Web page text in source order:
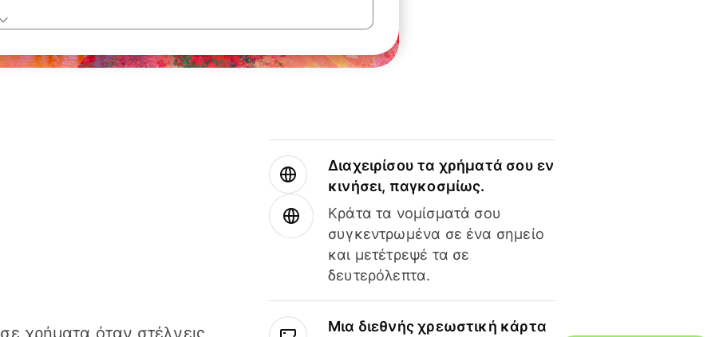
χρήματα όταν στέλνεις,
Διαχειρίσου τα χρήματά σου εν
κινήσει, παγκοσμίως.
Κράτα τα νομίσματά σου
συγκεντρωμένα σε ένα σημείο
και μετέτρεψέ τα σε
δευτερόλεπτα.
Μια διεθνής χρεωστική κάρτα